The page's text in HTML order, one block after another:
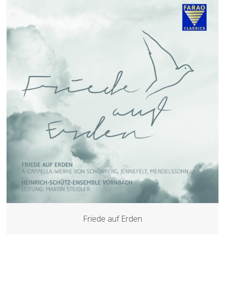
Friede auf Erden